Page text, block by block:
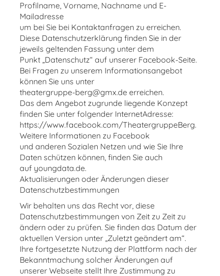
Profilname, Vorname, Nachname und E-
Mailadresse
um bei Sie bei Kontaktanfragen zu erreichen.
Diese Datenschutzerklärung finden Sie in der
jeweils geltenden Fassung unter dem
Punkt „Datenschutz“ auf unserer Facebook-Seite.
Bei Fragen zu unserem Informationsangebot
können Sie uns unter
theatergruppe-berg@gmx.de erreichen.
Das dem Angebot zugrunde liegende Konzept
finden Sie unter folgender InternetAdresse:
https://www.facebook.com/TheatergruppeBerg.
Weitere Informationen zu Facebook
und anderen Sozialen Netzen und wie Sie Ihre
Daten schützen können, finden Sie auch
auf youngdata.de.
Aktualisierungen oder Änderungen dieser
Datenschutzbestimmungen
Wir behalten uns das Recht vor, diese
Datenschutzbestimmungen von Zeit zu Zeit zu
ändern oder zu prüfen. Sie finden das Datum der
aktuellen Version unter „Zuletzt geändert am“.
Ihre fortgesetzte Nutzung der Plattform nach der
Bekanntmachung solcher Änderungen auf
unserer Webseite stellt Ihre Zustimmung zu